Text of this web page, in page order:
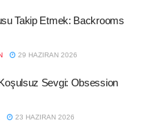
Takip Etmek: Backrooms
29 HAZIRAN 2026
Sevgi: Obsession
23 HAZIRAN 2026